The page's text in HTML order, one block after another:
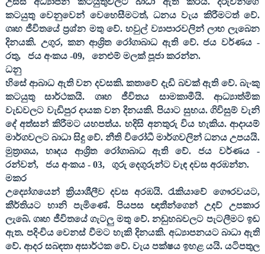
කටයුතු වෙනුවෙන් වෙහෙසීමටත්,ධනය වැය කිරීමටත් වේ.
ගෘහ ජීවිතයේ ප්‍රශ්න මතු වේ. හවුල් ව්‍යාපාරවලින් ලාභ ලැබෙන
දිනයකි. උගුර, කන ආශ්‍රිත රෝගාබාධ ඇති වේ. ජය වර්ණය -
රතු, ජය අංකය -09,
නෙළුම් මලක් පූජා කරන්න.
ධනු
හිසේ ආබාධ ඇති වන දවසකි. කතාවේ දැඩි බවක් ඇති වේ. බැංකු
කටයුතු සාර්ථකයි. ගෘහ ජීවිතය සාමකාමීයි. ආධ්‍යාත්මික
වැඩවලට වැඩිපුර දායක වන දිනයකි. පියාට සුභය. ගිවිසුම් වැනි
දේ අත්සන් කිරීමට යහපත්ය. හදිසි අනතුරු විය හැකිය. ආදායම්
මාර්ගවලට බාධා සිදු වේ. නීති විරෝධී මාර්ගවලින් ධනය උපයයි.
මුත්‍රාශය, හෘදය ආශ්‍රිත රෝගාබාධ ඇති වේ. ජය වර්ණය -
රන්වන්, ජය අංකය -03,
ගුරු දෙගුරුන්ට වැඳ දවස අරඹන්න.
මකර
උද්‍යෝගයෙන් ක්‍රියාශීලීව දවස අරඹයි. රැකියාවේ ගෞරවයට,
කීර්තියට හානි පැමිණේ. පියපස ඥාතීන්ගෙන් උදව් උපකාර
ලැබේ. ගෘහ ජීවිතයේ ගැටලු මතු වේ. නඩුහබවලට පැටලීමට ඉඩ
ඇත. පදිංචිය වෙනස් වීමට හැකි දිනයකි. අධ්‍යාපනයට බාධා ඇති
වේ. ආදර සබඳතා අසාර්ථක වේ. වැය පක්ෂය ඉහළ යයි. යටිපතුල